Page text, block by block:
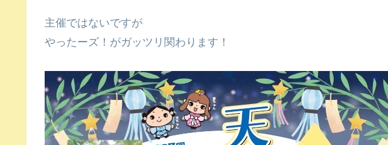
主催ではないですが
やったーズ！がガッツリ関わります！